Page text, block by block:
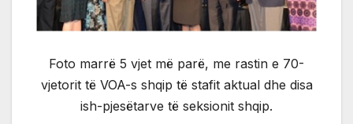
Foto marrë 5 vjet më parë, me rastin e 70-
vjetorit të VOA-s shqip të stafit aktual dhe disa
ish-pjesëtarve të seksionit shqip.